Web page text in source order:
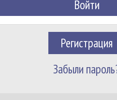
Регистрация
Забыли